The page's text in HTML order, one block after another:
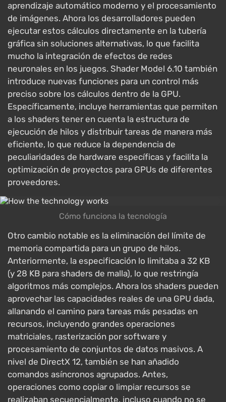
aprendizaje automático moderno y el procesamiento
de imágenes. Ahora los desarrolladores pueden
ejecutar estos cálculos directamente en la tubería
gráfica sin soluciones alternativas, lo que facilita
mucho la integración de efectos de redes
neuronales en los juegos. Shader Model 6.10 también
introduce nuevas funciones para un control más
preciso sobre los cálculos dentro de la GPU.
Específicamente, incluye herramientas que permiten
a los shaders tener en cuenta la estructura de
ejecución de hilos y distribuir tareas de manera más
eficiente, lo que reduce la dependencia de
peculiaridades de hardware específicas y facilita la
optimización de proyectos para GPUs de diferentes
proveedores.
Cómo funciona la tecnología
Otro cambio notable es la eliminación del límite de
memoria compartida para un grupo de hilos.
Anteriormente, la especificación lo limitaba a 32 KB
(y 28 KB para shaders de malla), lo que restringía
algoritmos más complejos. Ahora los shaders pueden
aprovechar las capacidades reales de una GPU dada,
allanando el camino para tareas más pesadas en
recursos, incluyendo grandes operaciones
matriciales, rasterización por software y
procesamiento de conjuntos de datos masivos. A
nivel de DirectX 12, también se han añadido
comandos asíncronos agrupados. Antes,
operaciones como copiar o limpiar recursos se
realizaban secuencialmente, incluso cuando no se